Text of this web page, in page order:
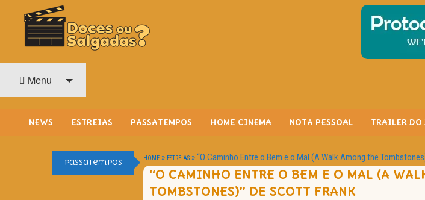
O Cinema? Uma Paixão!!
Menu
NEWS ESTREIAS PASSATEMPOS HOME CINEMA NOTA PESSOAL TRAILER DO
Passatempos HOME » ESTREIAS »“O Caminho Entre o Bem e o Mal (A Walk Among the
“O CAMINHO ENTRE O BEM E O MAL (A
TOMBSTONES)” DE SCOTT FRANK